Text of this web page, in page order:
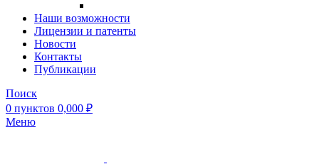
Наши возможности
Лицензии и патенты
Новости
Контакты
Публикации
Поиск
0 пунктов 0,000 ₽
Меню